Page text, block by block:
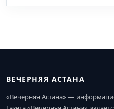
ВЕЧЕРНЯЯ АСТАНА
«Вечерняя Астана» —